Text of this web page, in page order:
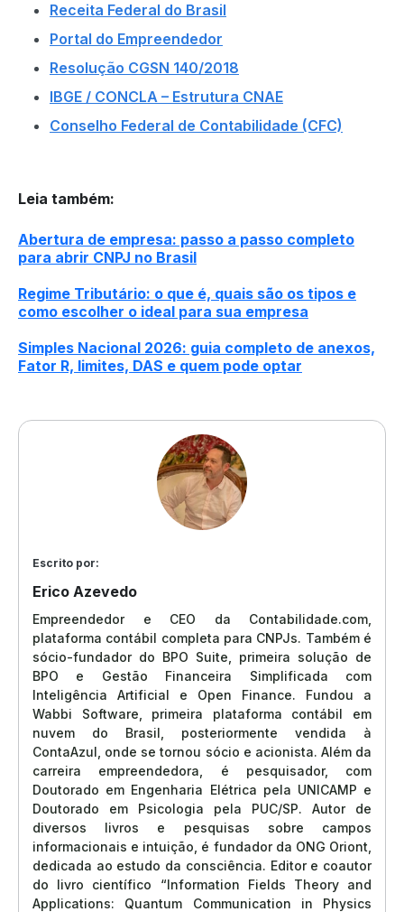
Receita Federal do Brasil
Portal do Empreendedor
Resolução CGSN 140/2018
IBGE / CONCLA – Estrutura CNAE
Conselho Federal de Contabilidade (CFC)
Leia também:
Abertura de empresa: passo a passo completo
para abrir CNPJ no Brasil
Regime Tributário: o que é, quais são os tipos e
como escolher o ideal para sua empresa
Simples Nacional 2026: guia completo de anexos,
Fator R, limites, DAS e quem pode optar
Escrito por:
Erico Azevedo
Empreendedor e CEO da Contabilidade.com,
plataforma contábil completa para CNPJs. Também é
sócio-fundador do BPO Suite, primeira solução de
BPO e Gestão Financeira Simplificada com
Inteligência Artificial e Open Finance. Fundou a
Wabbi Software, primeira plataforma contábil em
nuvem do Brasil, posteriormente vendida à
ContaAzul, onde se tornou sócio e acionista. Além da
carreira empreendedora, é pesquisador, com
Doutorado em Engenharia Elétrica pela UNICAMP e
Doutorado em Psicologia pela PUC/SP. Autor de
diversos livros e pesquisas sobre campos
informacionais e intuição, é fundador da ONG Oriont,
dedicada ao estudo da consciência. Editor e coautor
do livro científico “Information Fields Theory and
Applications: Quantum Communication in Physics